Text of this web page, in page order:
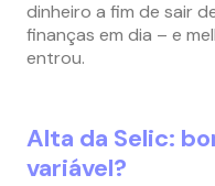
dinheiro a fim de sair
finanças em dia – e
entrou.
Alta da Selic:
variável?